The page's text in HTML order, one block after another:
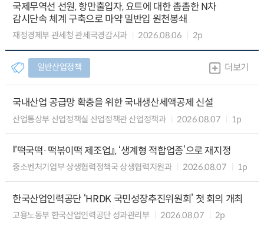
국제무역선 선원, 항만출입자, 요트에 대한 촘촘한 N차
감시단속 체계 구축으로 마약 밀반입 원천봉쇄
재정경제부 관세청 관세국경감시과 2026.08.06 2p
일반산업정책 더보기
국내산업 공급망 확충을 위한 국내생산세액공제 신설
산업통상부 산업정책실 산업정책관 산업정책과 2026.08.07 1p
『떡국떡·떡볶이떡 제조업』, ‘생계형 적합업종’으로 재지정
중소벤처기업부 상생협력정책국 상생협력지원과 2026.08.07 1p
한국산업인력공단 ‘HRDK 국민성장추진위원회’ 첫 회의 개최
고용노동부 한국산업인력공단 성과관리부 2026.08.07 2p